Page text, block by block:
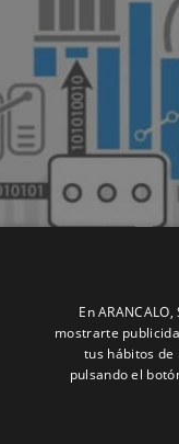
En
mostrarte
tus hábitos de
pulsando el